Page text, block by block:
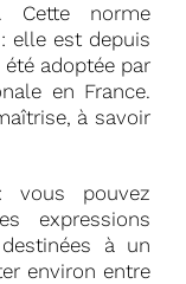
Cette norme
elle est depuis
adoptée par
en France.
à savoir
vous pouvez
expressions
à un
environ entre